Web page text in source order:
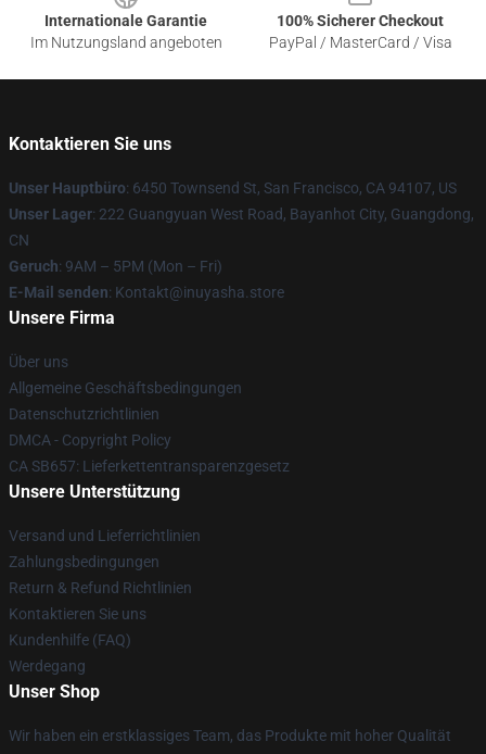
Internationale Garantie
Im Nutzungsland angeboten
100% Sicherer Checkout
PayPal / MasterCard / Visa
Kontaktieren Sie uns
Unser Hauptbüro: 6450 Townsend St, San Francisco, CA 94107, US
Unser Lager: 222 Guangyuan West Road, Bayanhot City, Guangdong,
CN
Geruch: 9AM – 5PM (Mon – Fri)
E-Mail senden: Kontakt@inuyasha.store
Unsere Firma
Über uns
Allgemeine Geschäftsbedingungen
Datenschutzrichtlinien
DMCA - Copyright Policy
CA SB657: Lieferkettentransparenzgesetz
Unsere Unterstützung
Versand und Lieferrichtlinien
Zahlungsbedingungen
Return & Refund Richtlinien
Kontaktieren Sie uns
Kundenhilfe (FAQ)
Werdegang
Unser Shop
Wir haben ein erstklassiges Team, das Produkte mit hoher Qualität